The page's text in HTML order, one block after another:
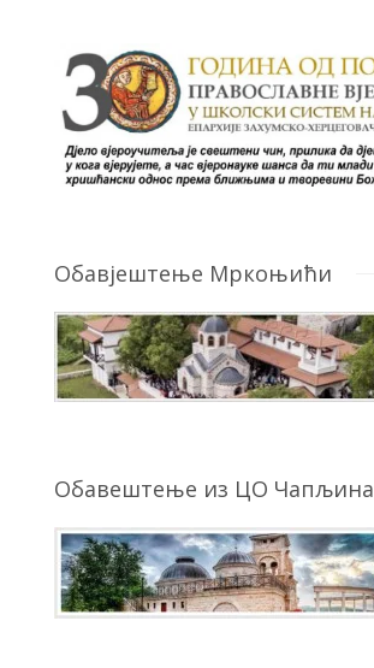
Обавјештење Мркоњићи
Обавештење из ЦО Чапљина